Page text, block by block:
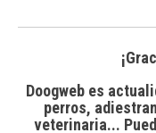
Doogweb es
perros,
veterinaria...